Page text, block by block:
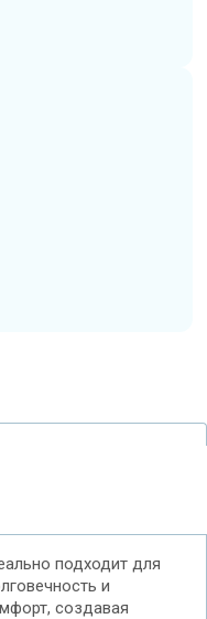
подходит для
и
создавая